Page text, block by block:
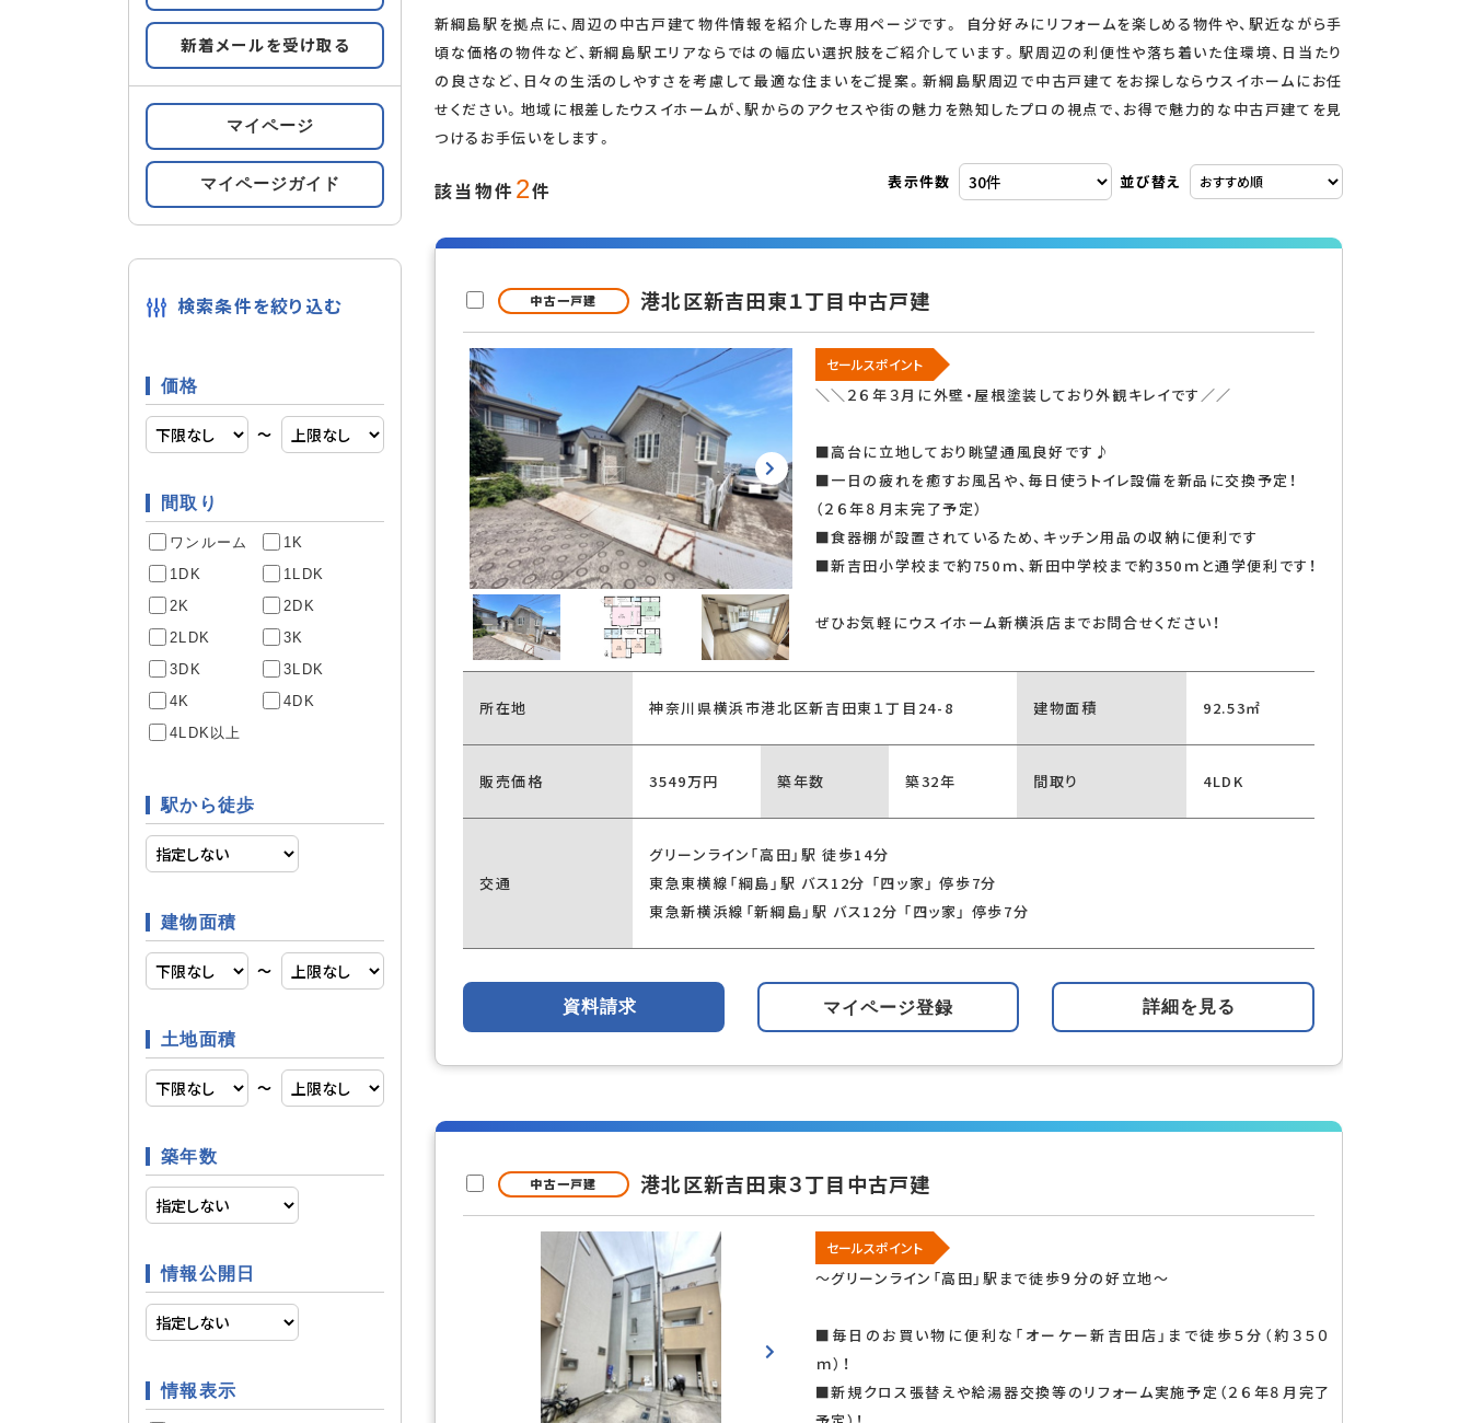
新綱島駅を拠点に、周辺の中古戸建て物件情報を紹介した専用ページです。 自分好みにリフォームを楽しめる物件や、駅近ながら手
頃な価格の物件など、新綱島駅エリアならではの幅広い選択肢をご紹介しています。駅周辺の利便性や落ち着いた住環境、日当たり
の良さなど、日々の生活のしやすさを考慮して最適な住まいをご提案。新綱島駅周辺で中古戸建てをお探しならウスイホームにお任
せください。地域に根差したウスイホームが、駅からのアクセスや街の魅力を熟知したプロの視点で、お得で魅力的な中古戸建てを見
つけるお手伝いをします。
該当物件 2件 表示件数 並び替え
新着メールを受け取る
マイページ
マイページガイド
検索条件を絞り込む
価格
〜
間取り
ワンルーム
1K
1DK
1LDK
2K
2DK
2LDK
3K
3DK
3LDK
4K
4DK
4LDK以上
駅から徒歩
建物面積
〜
土地面積
〜
築年数
情報公開日
情報表示
すべての条件をみる 条件の追加・変更
設備 都市ガス
複層ガラス
輸入住宅 二世帯住宅
部屋構造 LDK15畳以上
駐車場 駐車場あり 駐車場2台以上
庭
空調
収納
立地条件
条件 ファミリー向け 投資 即引渡可
リフォーム リノベーション済
見つかりました。 この条件で検索する
中古一戸建 港北区新吉田東１丁目中古戸建
セールスポイント
＼＼２６年３月に外壁・屋根塗装しており外観キレイです／／
■高台に立地しており眺望通風良好です♪
■一日の疲れを癒すお風呂や、毎日使うトイレ設備を新品に交換予定！
（２６年８月末完了予定）
■食器棚が設置されているため、キッチン用品の収納に便利です
■新吉田小学校まで約750ｍ、新田中学校まで約350ｍと通学便利です！
ぜひお気軽にウスイホーム新横浜店までお問合せください！
所在地 神奈川県横浜市港北区新吉田東１丁目24-8 建物面積 92.53㎡
販売価格 3549万円 築年数 築32年 間取り 4LDK
交通
グリーンライン「高田」駅 徒歩14分
東急東横線「綱島」駅 バス12分 「四ッ家」 停歩7分
東急新横浜線「新綱島」駅 バス12分 「四ッ家」 停歩7分
資料請求 マイページ登録 詳細を見る
中古一戸建 港北区新吉田東３丁目中古戸建
セールスポイント
～グリーンライン「高田」駅まで徒歩９分の好立地～
■毎日のお買い物に便利な「オーケー新吉田店」まで徒歩５分（約３５０
ｍ）！
■新規クロス張替えや給湯器交換等のリフォーム実施予定（２６年８月完了